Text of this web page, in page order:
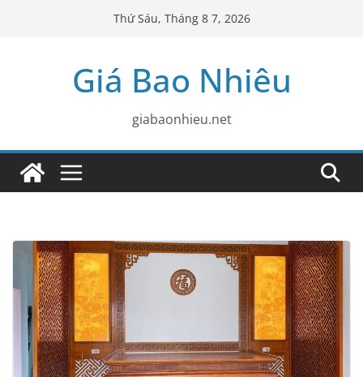
Thứ Sáu, Tháng 8 7, 2026
Giá Bao Nhiêu
giabaonhieu.net